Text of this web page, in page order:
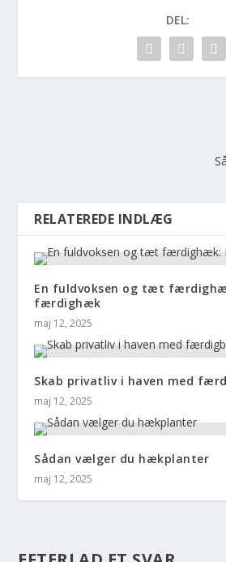
DEL:
RELATEREDE INDLÆG
En fuldvoksen og tæt
færdighæk
maj 12, 2025
Skab privatliv i haven med
maj 12, 2025
Sådan vælger du hækplanter
maj 12, 2025